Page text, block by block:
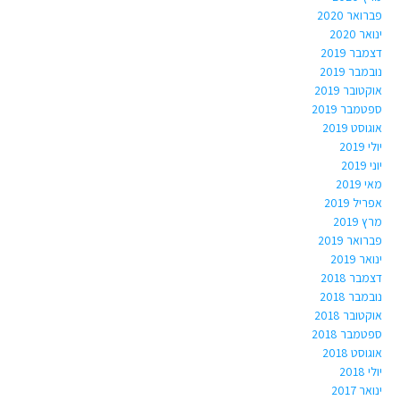
פברואר 2020
ינואר 2020
דצמבר 2019
נובמבר 2019
אוקטובר 2019
ספטמבר 2019
אוגוסט 2019
יולי 2019
יוני 2019
מאי 2019
אפריל 2019
מרץ 2019
פברואר 2019
ינואר 2019
דצמבר 2018
נובמבר 2018
אוקטובר 2018
ספטמבר 2018
אוגוסט 2018
יולי 2018
ינואר 2017